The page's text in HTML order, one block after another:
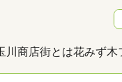
川商店街とは花みず木